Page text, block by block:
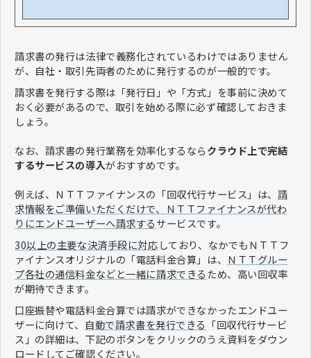
請求書の発行は法律で義務化されているわけではありません
が、自社・取引先両者のために発行するのが一般的です。
請求書を発行する際は「発行日」や「方式」を事前に決めて
おく必要があるので、取引を始める際に必ず確認しておきま
しょう。
なお、請求書の発行業務を効率化するならクラウド上で完結
するサービスの導入がおすすめです。
例えば、ＮＴＴファイナンスの「回収代行サービス」は、 請
求情報をご準備いただくだけで、ＮＴＴファイナンスが代わ
りにエンドユーザーへ請求するサービスです。
30以上の主要な決済手段に対応しており、なかでもＮＴＴフ
ァイナンスオリジナルの「電話料金合算」は、
ＮＴＴグルー
プ各社の通信料金などと一緒に請求できるため、高い回収率
が期待できます。
口座振替や電話料金合算では請求ができなかったエンドユー
ザーに向けて、 自動で請求書を発行できる 「回収代行サービ
ス」の詳細は、下記のボタンをクリックのうえ資料をダウン
ロードしてご確認ください。